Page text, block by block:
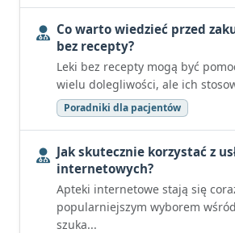
Co warto wiedzieć przed
bez recepty?
Leki bez recepty mogą być
wielu dolegliwości, ale ich
Poradniki dla pacjentów
Jak skutecznie korzystać z
internetowych?
Apteki internetowe stają się
popularniejszym wyborem
szuka...